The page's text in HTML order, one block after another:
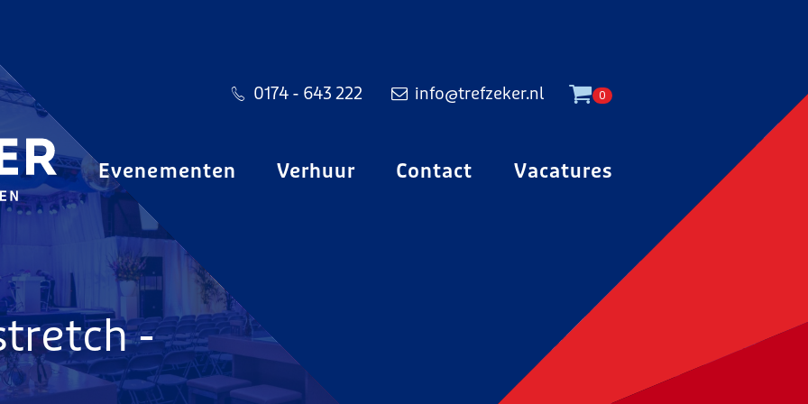
Evenementen Verhuur Contact Vacatures
0174 - 643 222 info@trefzeker.nl 0
-